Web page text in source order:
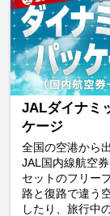
JALダイナミ
ケージ
全国の空港から
JAL国内線航空
セットのフリー
路と復路で違う
したり、旅行中